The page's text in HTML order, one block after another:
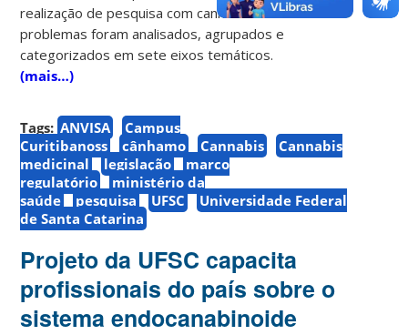
realização de pesquisa com cannabis. Esses
problemas foram analisados, agrupados e
categorizados em sete eixos temáticos.
(mais…)
Tags: ANVISA
Campus
Curitibanoss
cânhamo Cannabis
Cannabis
medicinal
legislação
marco
regulatório
ministério da
saúde
pesquisa UFSC
Universidade Federal
de Santa Catarina
Projeto da UFSC capacita
profissionais do país sobre o
sistema endocanabinoide